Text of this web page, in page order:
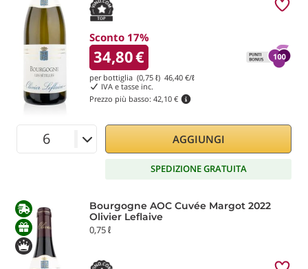
Sconto 17%
34,80€
per bottiglia (0,75 ℓ) 46,40 €/ℓ
IVA e tasse inc.
Prezzo più basso: 42,10 €
AGGIUNGI
SPEDIZIONE GRATUITA
Bourgogne AOC Cuvée Margot 2022
Olivier Leflaive
0,75 ℓ